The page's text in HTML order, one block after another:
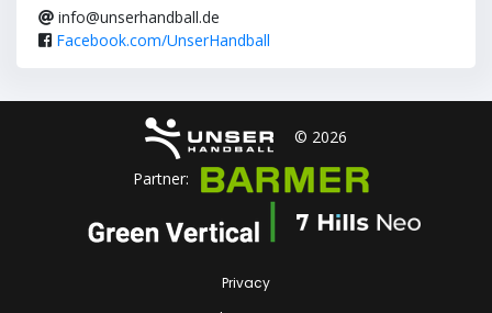
info@unserhandball.de
Facebook.com/UnserHandball
© 2026
Partner:
Privacy